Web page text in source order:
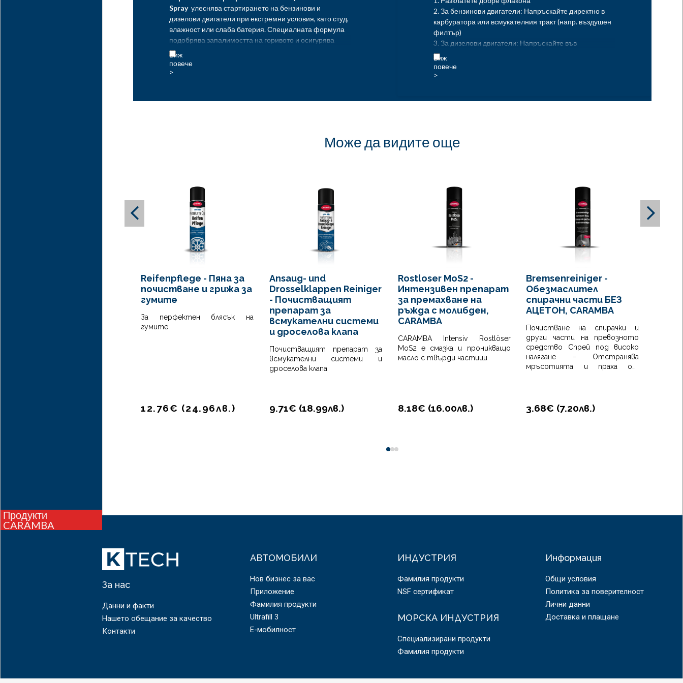
Продукти
CARAMBA
Spray улеснява стартирането на бензинови и
дизелови двигатели при екстремни условия, като студ,
влажност или слаба батерия. Специалната формула
подобрява запалимостта на горивото и осигурява
надежден старт, без да натоварва двигателя или
батерията. Идеален за автомобили, камиони,
мотоциклети, селскостопанска техника и двигатели на
Области на приложение:
2. За бензинови двигатели: Напръскайте директно в
карбуратора или всмукателния тракт (напр. въздушен
филтър)
3. За дизелови двигатели: Напръскайте във
всмукателния тракт (не в отвора за подгревните
свещи)
4. Стартирайте двигателя веднага след пръскане (при
Може да видите още
Reifenpflege - Пяна за
почистване и грижа за
гумите
За перфектен блясък на
гумите
12.76€ (24.96лв.)
Ansaug- und
Drosselklappen Reiniger
- Почистващият
препарат за
всмукателни системи
и дроселова клапа
Почистващият препарат за
всмукателни системи и
дроселова клапа
9.71€ (18.99лв.)
Rostloser MoS2 -
Интензивен препарат
за премахване на
ръжда с молибден,
CARAMBA
CARAMBA Intensiv Rostlöser
MoS2 е смазка и проникващо
масло с твърди частици
8.18€ (16.00лв.)
Bremsenreiniger -
Обезмаслител
спирачни части БЕЗ
АЦЕТОН, CARAMBA
Почистване на спирачки и
други части на превозното
средство Спрей под високо
налягане – Отстранява
мръсотията и праха от
ацетон
3.68€ (7.20лв.)
012
За нас
Данни и факти
Нашето обещание за качество
Контакти
АВТОМОБИЛИ
Нов бизнес за вас
Приложение
Фамилия продукти
Ultrafill 3
E-мобилност
ИНДУСТРИЯ
Фамилия продукти
NSF сертификат
МОРСКА ИНДУСТРИЯ
Специализирани продукти
Фамилия продукти
Информация
Общи условия
Политика за поверителност
Лични данни
Доставка и плащане